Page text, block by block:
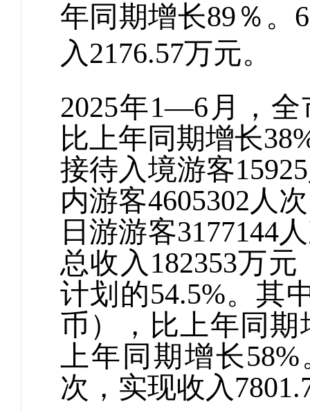
年同期增长89％。 6
入2176.57万元。
2025年1—6 月， 全
比上年同期增长
接待入境游客15925
内游客4605302 人
日游游客3177144
总收入 182353万元
计划的54.5%。其
币 ），比上年同期
上年同期增长58%
次，实现收入